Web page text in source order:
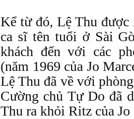
Kể từ đó, Lệ Thu
ca sĩ tên tuổi ở Sài
khách đến với các
(năm 1969 của Jo
Lệ Thu đã về với
Cường chủ Tự Do đã
Thu ra khỏi Ritz của